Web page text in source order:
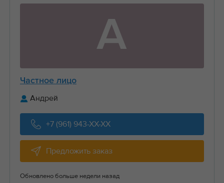
А
Частное лицо
Андрей
+7 (961) 943-XX-XX
Предложить заказ
Обновлено больше недели назад